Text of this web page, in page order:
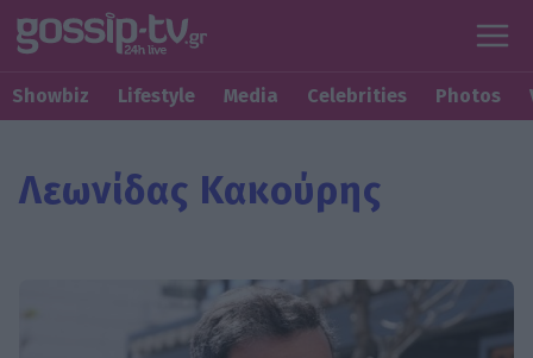
Showbiz Lifestyle Media Celebrities Photos
Λεωνίδας Κακούρης